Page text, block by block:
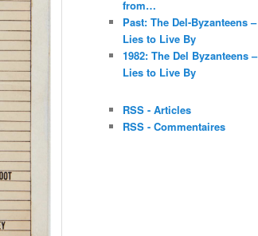
from…
Past: The Del-Byzanteens –
Lies to Live By
1982: The Del Byzanteens –
Lies to Live By
RSS - Articles
RSS - Commentaires